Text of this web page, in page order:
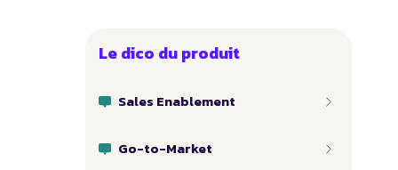
Le dico du produit
Sales Enablement
Go-to-Market